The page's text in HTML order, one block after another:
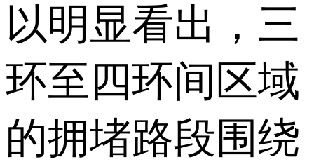
以明显看出，三
环至四环间区域
的拥堵路段围绕